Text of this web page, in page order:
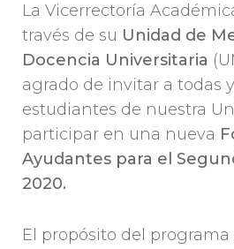
La Vicerrectoría
través de su Unidad de
Docencia Universitaria
agrado de invitar a todas
estudiantes de nuestra
participar en una nueva
Ayudantes para el
2020.
El propósito del